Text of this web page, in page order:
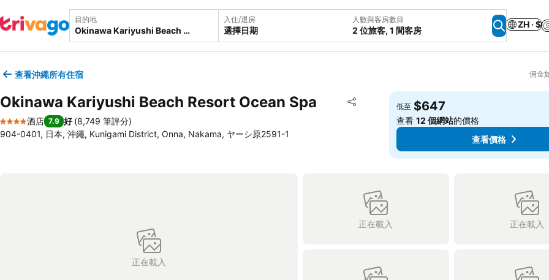
目的地 入住/退房
選擇日期
人數與客房數目
2 位旅客, 1 間客房
ZH · $
查看沖繩所有住宿 佣金
Okinawa Kariyushi Beach Resort Ocean Spa 分享
放到收藏夾
4 星級
酒店 7.9 好 (8,749 筆評分)
904-0401, 日本, 沖繩, Kunigami District, Onna, Nakama, ヤーシ原2591-1
低至 $647
查看12 個網站的價格
查看價格
正在載入
正在載入 正在載入